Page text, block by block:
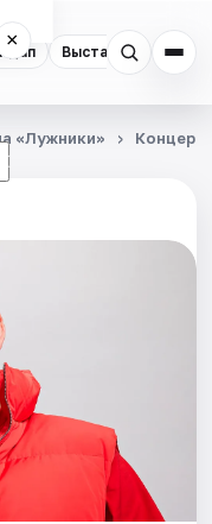
Выставки
×
☾
«Лужники»